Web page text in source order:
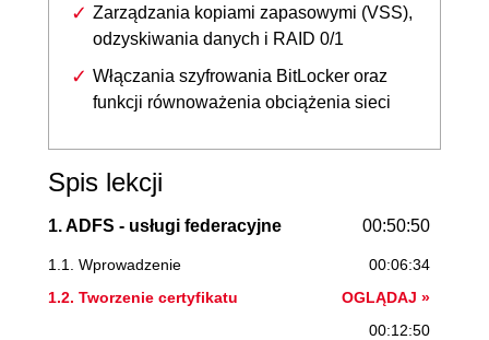
Zarządzania kopiami zapasowymi (VSS),
odzyskiwania danych i RAID 0/1
Włączania szyfrowania BitLocker oraz
funkcji równoważenia obciążenia sieci
Spis lekcji
1. ADFS - usługi federacyjne 00:50:50
1.1. Wprowadzenie
00:06:34
1.2. Tworzenie certyfikatu
OGLĄDAJ »
00:12:50